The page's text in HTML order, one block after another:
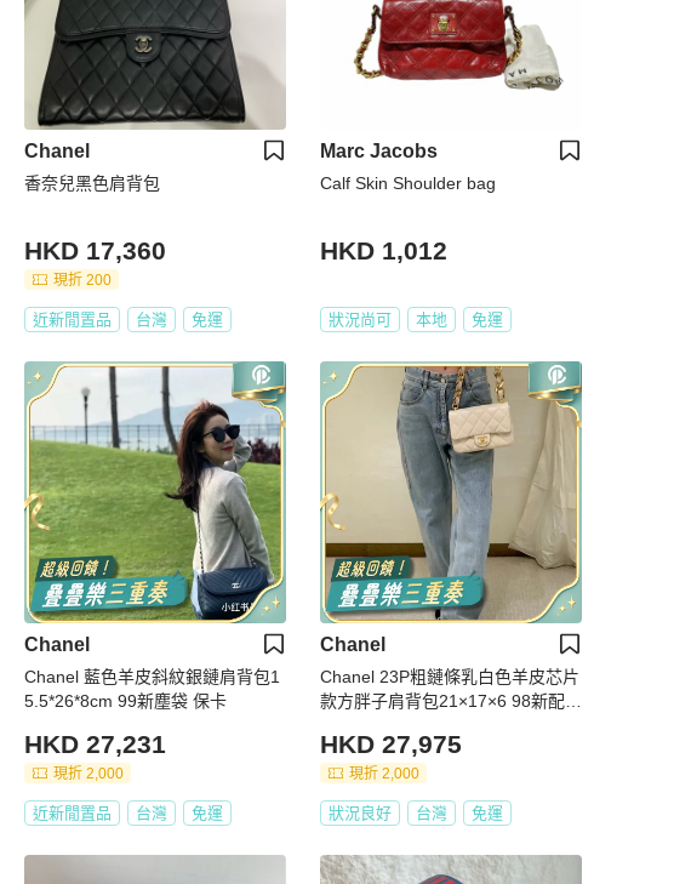
Chanel
香奈兒黑色肩背包
HKD 17,360
現折 200
近新閒置品 台灣 免運
Marc Jacobs
Calf Skin Shoulder bag
HKD 1,012
狀況尚可 本地 免運
Chanel
Chanel 藍色羊皮斜紋銀鏈肩背包1
5.5*26*8cm 99新塵袋 保卡
HKD 27,231
現折 2,000
近新閒置品 台灣 免運
Chanel
Chanel 23P粗鏈條乳白色羊皮芯片
款方胖子肩背包21×17×6 98新配件
HKD 27,975
現折 2,000
狀況良好 台灣 免運